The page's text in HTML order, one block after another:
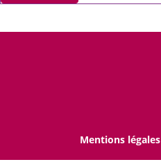
Mentions légales